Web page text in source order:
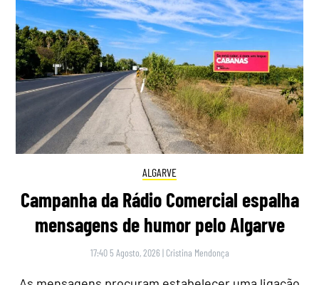
ALGARVE
Campanha da Rádio Comercial espalha
mensagens de humor pelo Algarve
17:40 5 Agosto, 2026 | Cristina Mendonça